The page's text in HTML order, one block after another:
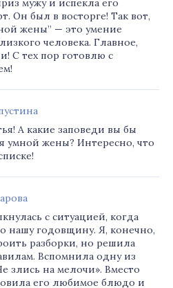
мужу и испекла его
Он был в восторге! Так вот,
жены” — это умение
человека. Главное,
С тех пор готовлю с
А какие заповеди вы бы
умной жены? Интересно, что
с ситуацией, когда
нашу годовщину. Я, конечно,
разборки, но решила
Вспомнила одну из
злись на мелочи». Вместо
его любимое блюдо и